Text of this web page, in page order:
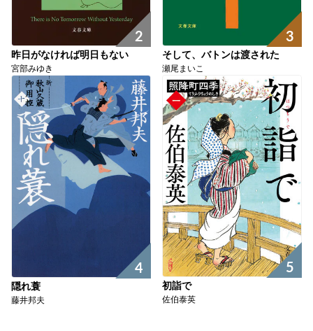
2
昨日がなければ明日もない
宮部みゆき
3
そして、バトンは渡された
瀬尾まいこ
4
隠れ蓑
藤井邦夫
5
初詣で
佐伯泰英